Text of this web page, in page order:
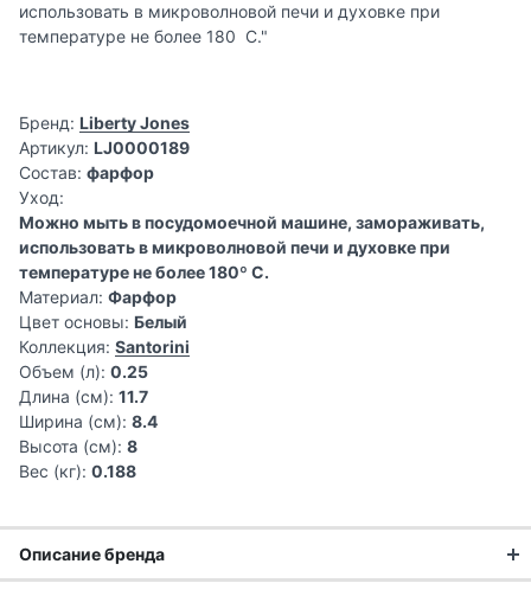
использовать в микроволновой печи и духовке при
температуре не более 180 C."
Бренд: Liberty Jones
Артикул: LJ0000189
Состав: фарфор
Уход:
Можно мыть в посудомоечной машине, замораживать,
использовать в микроволновой печи и духовке при
температуре не более 180º C.
Материал: Фарфор
Цвет основы: Белый
Коллекция: Santorini
Объем (л): 0.25
Длина (см): 11.7
Ширина (см): 8.4
Высота (см): 8
Вес (кг): 0.188
Описание бренда